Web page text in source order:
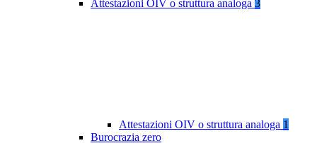
Attestazioni OIV o struttura analoga 3
Attestazioni OIV o struttura analoga 1
Burocrazia zero